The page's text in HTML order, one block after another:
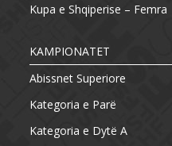
Kupa e Shqiperise – Femra
KAMPIONATET
Abissnet Superiore
Kategoria e Parë
Kategoria e Dytë A